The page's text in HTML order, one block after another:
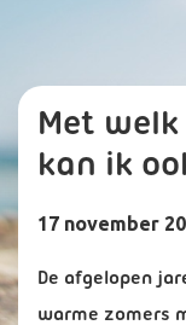
Met
kan ik
17 november
De afgelopen
warme zomers